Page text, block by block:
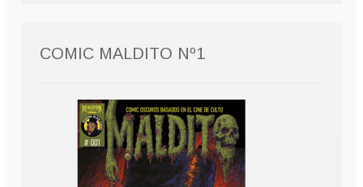
COMIC MALDITO Nº1